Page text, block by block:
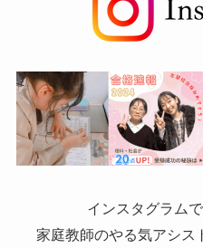
インスタグラム
家庭教師のやる気アシス